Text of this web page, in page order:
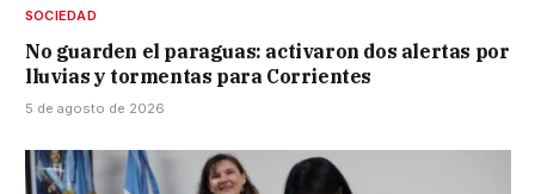
SOCIEDAD
No guarden el paraguas: activaron dos alertas por
lluvias y tormentas para Corrientes
5 de agosto de 2026